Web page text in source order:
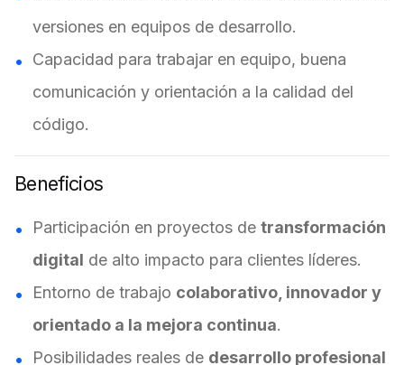
versiones en equipos de desarrollo.
Capacidad para trabajar en equipo, buena
comunicación y orientación a la calidad del
código.
Beneficios
Participación en proyectos de transformación
digital de alto impacto para clientes líderes.
Entorno de trabajo colaborativo, innovador y
orientado a la mejora continua.
Posibilidades reales de desarrollo profesional